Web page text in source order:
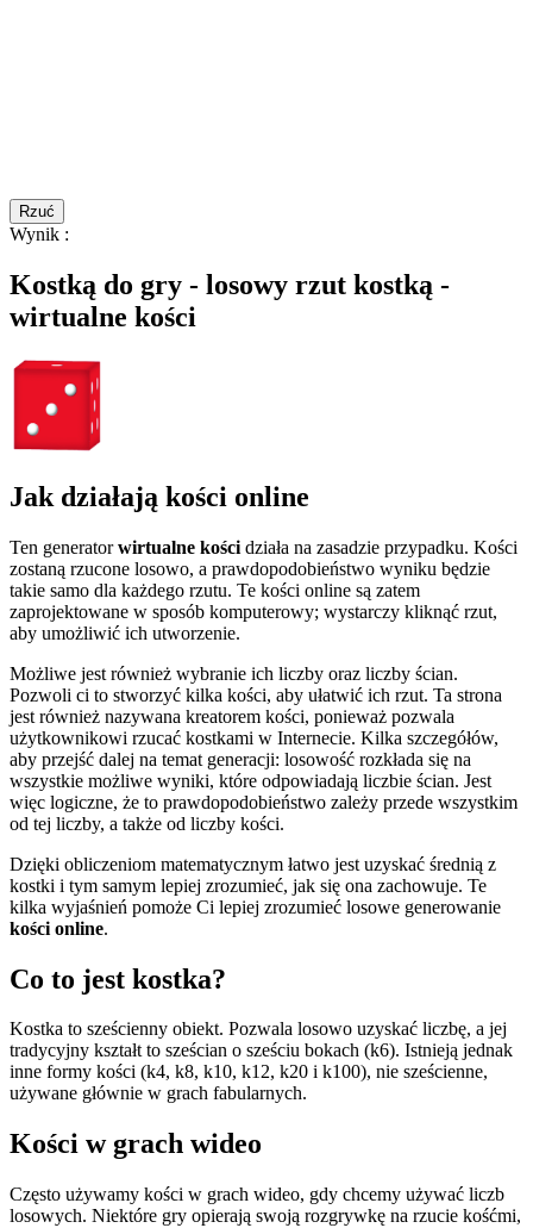
Rzuć
Wynik :
Kostką do gry - losowy rzut kostką -
wirtualne kości
Jak działają kości online
Ten generatorwirtualne kości działa na zasadzie przypadku. Kości
zostaną rzucone losowo, a prawdopodobieństwo wyniku będzie
takie samo dla każdego rzutu. Te kości online są zatem
zaprojektowane w sposób komputerowy; wystarczy kliknąć rzut,
aby umożliwić ich utworzenie.
Możliwe jest również wybranie ich liczby oraz liczby ścian.
Pozwoli ci to stworzyć kilka kości, aby ułatwić ich rzut. Ta strona
jest również nazywana kreatorem kości, ponieważ pozwala
użytkownikowi rzucać kostkami w Internecie. Kilka szczegółów,
aby przejść dalej na temat generacji: losowość rozkłada się na
wszystkie możliwe wyniki, które odpowiadają liczbie ścian. Jest
więc logiczne, że to prawdopodobieństwo zależy przede wszystkim
od tej liczby, a także od liczby kości.
Dzięki obliczeniom matematycznym łatwo jest uzyskać średnią z
kostki i tym samym lepiej zrozumieć, jak się ona zachowuje. Te
kilka wyjaśnień pomoże Ci lepiej zrozumieć losowe generowanie
kości online.
Co to jest kostka?
Kostka to sześcienny obiekt. Pozwala losowo uzyskać liczbę, a jej
tradycyjny kształt to sześcian o sześciu bokach (k6). Istnieją jednak
inne formy kości (k4, k8, k10, k12, k20 i k100), nie sześcienne,
używane głównie w grach fabularnych.
Kości w grach wideo
Często używamy kości w grach wideo, gdy chcemy używać liczb
losowych. Niektóre gry opierają swoją rozgrywkę na rzucie kośćmi,